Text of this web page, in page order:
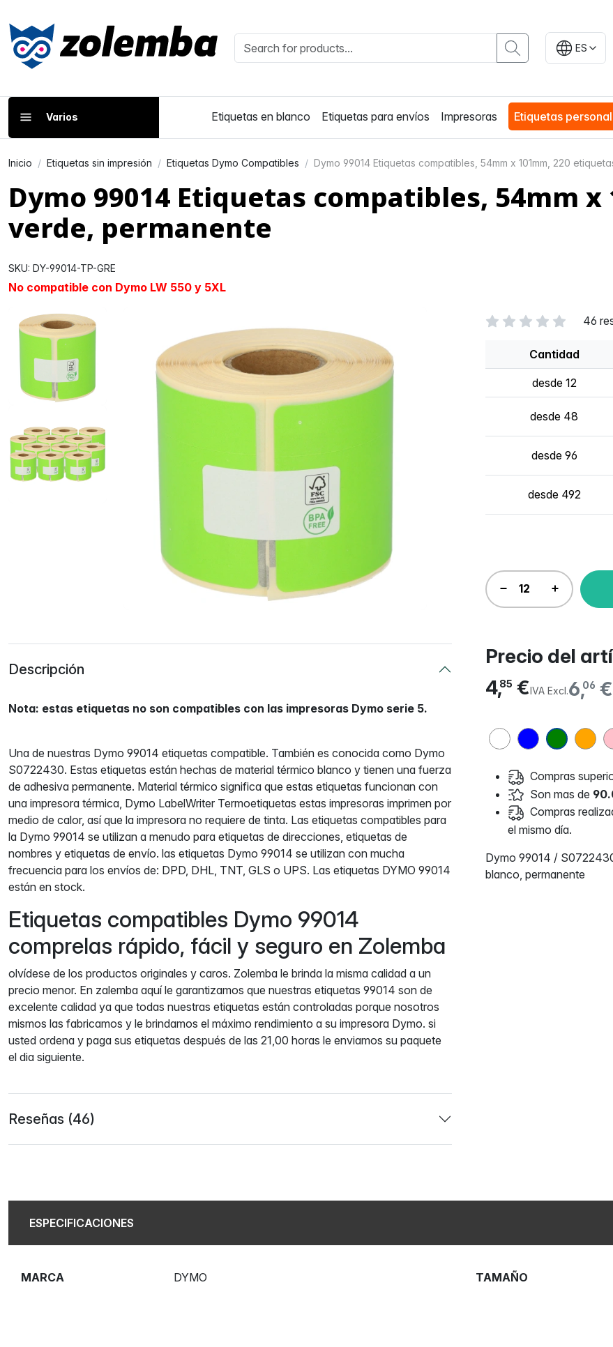
ES
Varios Etiquetas en blanco Etiquetas para envíos Impresoras Etiquetas
Inicio Etiquetas sin impresión Etiquetas Dymo Compatibles Dymo 99014 Etiquetas compatibles, 54mm x 101mm, 220
Dymo 99014 Etiquetas compatibles, 54mm
verde, permanente
SKU: DY-99014-TP-GRE
No compatible con Dymo LW 550 y 5XL
46
Cantidad
desde 12
desde 48
desde 96
desde 492
Precio del
6,06 €
4,85 €IVA Excl.
Compras
Son mas de
Compras
el mismo día.
Dymo 99014 /
blanco, permanente
Descripción
Nota: estas etiquetas no son compatibles con las impresoras Dymo serie 5.
Una de nuestras Dymo 99014 etiquetas compatible. También es conocida como Dymo
S0722430. Estas etiquetas están hechas de material térmico blanco y tienen una fuerza
de adhesiva permanente. Material térmico significa que estas etiquetas funcionan con
una impresora térmica, Dymo LabelWriter Termoetiquetas estas impresoras imprimen por
medio de calor, así que la impresora no requiere de tinta. Las etiquetas compatibles para
la Dymo 99014 se utilizan a menudo para etiquetas de direcciones, etiquetas de
nombres y etiquetas de envío. las etiquetas Dymo 99014 se utilizan con mucha
frecuencia para los envíos de: DPD, DHL, TNT, GLS o UPS. Las etiquetas DYMO 99014
están en stock.
Etiquetas compatibles Dymo 99014
comprelas rápido, fácil y seguro en Zolemba
olvídese de los productos originales y caros. Zolemba le brinda la misma calidad a un
precio menor. En zalemba aquí le garantizamos que nuestras etiquetas 99014 son de
excelente calidad ya que todas nuestras etiquetas están controladas porque nosotros
mismos las fabricamos y le brindamos el máximo rendimiento a su impresora Dymo. si
usted ordena y paga sus etiquetas después de las 21,00 horas le enviamos su paquete
el dia siguiente.
Reseñas (46)
ESPECIFICACIONES
MARCA DYMO TAMAÑO